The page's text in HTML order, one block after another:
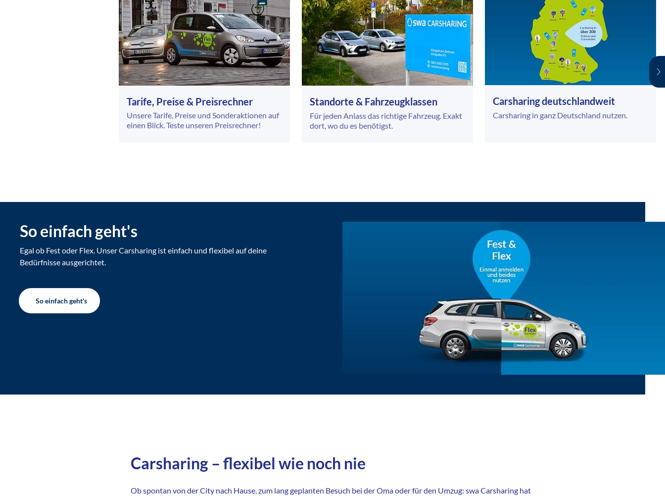
Tarife, Preise & Preisrechner
Unsere Tarife, Preise und Sonderaktionen auf
einen Blick. Teste unseren Preisrechner!
Standorte & Fahrzeugklassen
Für jeden Anlass das richtige Fahrzeug. Exakt
dort, wo du es benötigst.
Carsharing deutschlandweit
Carsharing in ganz Deutschland nutzen.
So einfach geht's
Egal ob Fest oder Flex. Unser Carsharing ist einfach und flexibel auf deine
Bedürfnisse ausgerichtet.
So einfach geht's
Carsharing – flexibel wie noch nie
Ob spontan von der City nach Hause, zum lang geplanten Besuch bei der Oma oder für den Umzug: swa Carsharing hat